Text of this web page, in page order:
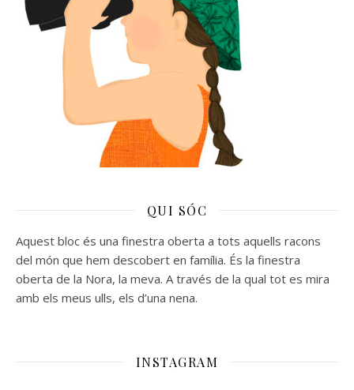
QUI SÓC
Aquest bloc és una finestra oberta a tots aquells racons
del món que hem descobert en família. És la finestra
oberta de la Nora, la meva. A través de la qual tot es mira
amb els meus ulls, els d’una nena.
INSTAGRAM